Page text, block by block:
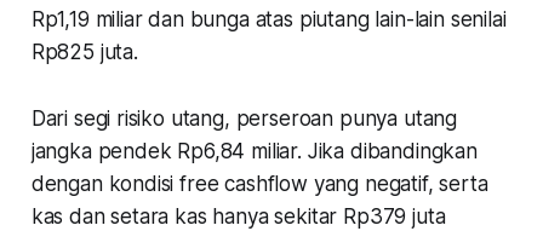
Rp1,19 miliar dan bunga atas piutang lain-lain senilai
Rp825 juta.
Dari segi risiko utang, perseroan punya utang
jangka pendek Rp6,84 miliar. Jika dibandingkan
dengan kondisi free cashflow yang negatif, serta
kas dan setara kas hanya sekitar Rp379 juta